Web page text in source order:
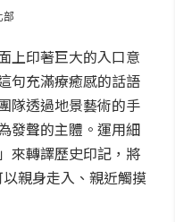
部
上印著巨大的入口意
句充滿療癒感的話語
隊透過地景藝術的手
發聲的主體。運用細
來轉譯歷史印記，將
親身走入、親近觸摸